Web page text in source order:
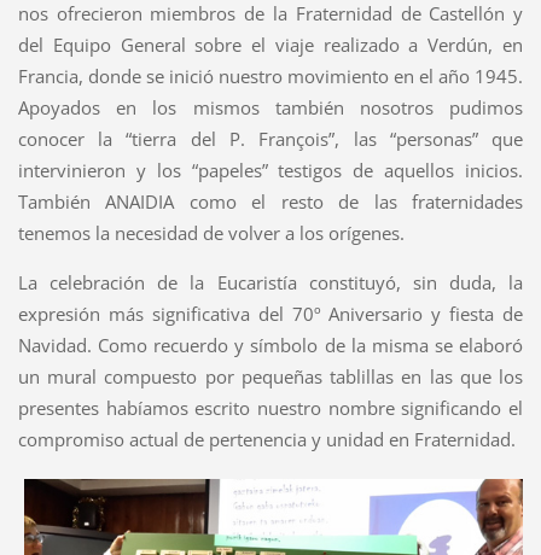
nos ofrecieron miembros de la Fraternidad de Castellón y
del Equipo General sobre el viaje realizado a Verdún, en
Francia, donde se inició nuestro movimiento en el año 1945.
Apoyados en los mismos también nosotros pudimos
conocer la “tierra del P. François”, las “personas” que
intervinieron y los “papeles” testigos de aquellos inicios.
También ANAIDIA como el resto de las fraternidades
tenemos la necesidad de volver a los orígenes.
La celebración de la Eucaristía constituyó, sin duda, la
expresión más significativa del 70º Aniversario y fiesta de
Navidad. Como recuerdo y símbolo de la misma se elaboró
un mural compuesto por pequeñas tablillas en las que los
presentes habíamos escrito nuestro nombre significando el
compromiso actual de pertenencia y unidad en Fraternidad.